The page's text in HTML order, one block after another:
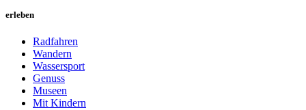
erleben
Radfahren
Wandern
Wassersport
Genuss
Museen
Mit Kindern